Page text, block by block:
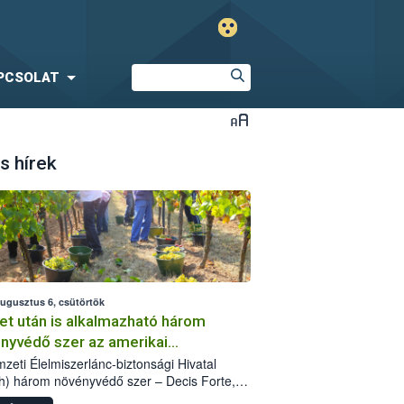
hírek
6, csütörtök
után is alkalmazható három
szer az amerikai
ellen
Élelmiszerlánc-biztonsági Hivatal
három növényvédő szer – Decis Forte,
24 EW, Oroganic – engedélyokiratát